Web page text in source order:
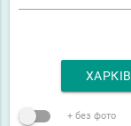
ХАРКІВ
+ без фото